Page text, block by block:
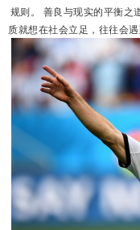
规则。 善良与现实的平衡之
质就想在社会立足，往往会
不变的真理。我们需要在保
德话语背后的真实动机 人们